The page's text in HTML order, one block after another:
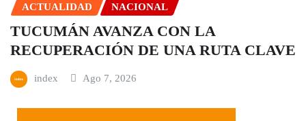
ACTUALIDAD NACIONAL
TUCUMÁN AVANZA CON LA
RECUPERACIÓN DE UNA RUTA CLAVE
index Ago 7, 2026